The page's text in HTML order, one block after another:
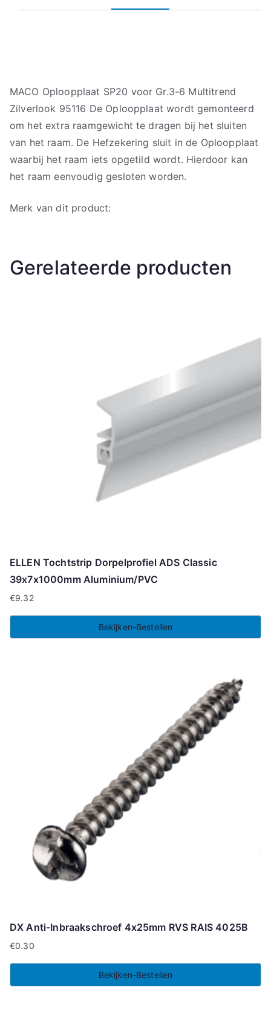
MACO Oploopplaat SP20 voor Gr.3-6 Multitrend
Zilverlook 95116 De Oploopplaat wordt gemonteerd
om het extra raamgewicht te dragen bij het sluiten
van het raam. De Hefzekering sluit in de Oploopplaat
waarbij het raam iets opgetild wordt. Hierdoor kan
het raam eenvoudig gesloten worden.
Merk van dit product:
Gerelateerde producten
ELLEN Tochtstrip Dorpelprofiel ADS Classic
39x7x1000mm Aluminium/PVC
€9.32
Bekijken-Bestellen
DX Anti-Inbraakschroef 4x25mm RVS RAIS 4025B
€0.30
Bekijken-Bestellen